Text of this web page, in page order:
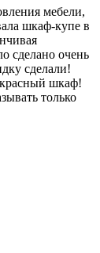
мебели,
шкаф-купе в
сделано очень
сделали!
шкаф!
только